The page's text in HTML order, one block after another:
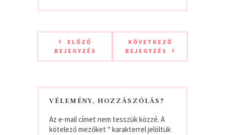
ELŐZŐ
BEJEGYZÉS
KÖVETKEZŐ
BEJEGYZÉS
VÉLEMÉNY, HOZZÁSZÓLÁS?
Az e-mail címet nem tesszük közzé. A
kötelező mezőket *karakterrel jelöltük